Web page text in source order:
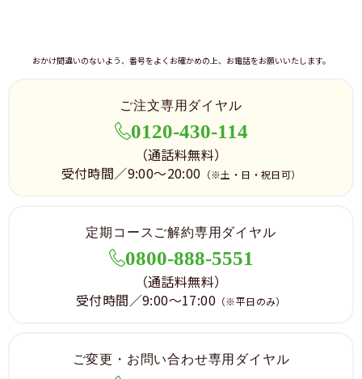
おかけ間違いのないよう、番号をよくお確かめの上、お電話をお願いいたします。
ご注文専用ダイヤル
0120-430-114
（通話料無料）
受付時間／9:00～20:00 （※土・日・祝日可）
定期コースご解約専用ダイヤル
0800-888-5551
（通話料無料）
受付時間／9:00～17:00 （※平日のみ）
ご変更・お問い合わせ専用ダイヤル